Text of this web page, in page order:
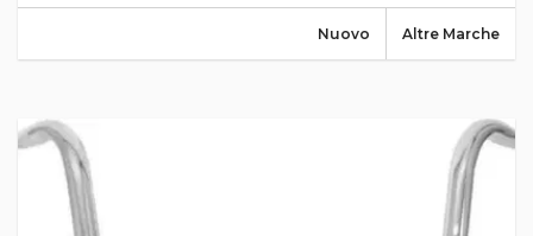
Altre Marche
Nuovo